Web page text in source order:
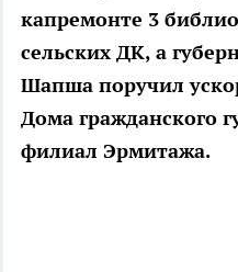
капремонте 3
сельских ДК, а
Шапша поручил
Дома гражданского
филиал Эрмитажа.